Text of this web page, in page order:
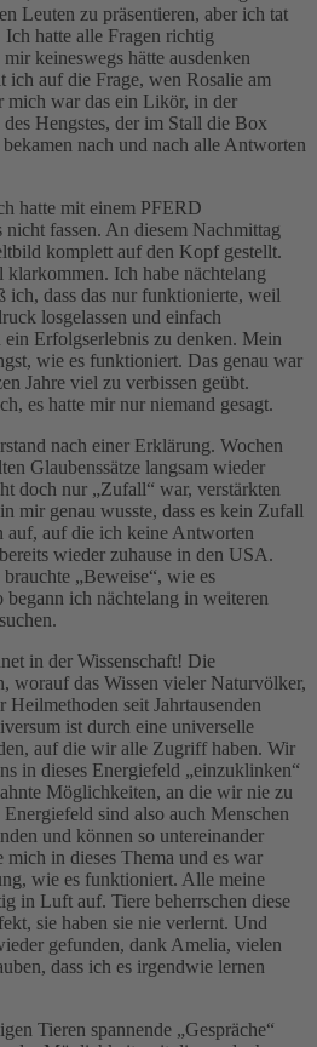
Leuten zu präsentieren, aber ich tat
hatte alle Fragen richtig
keineswegs hätte ausdenken
ich auf die Frage, wen Rosalie am
mich war das ein Likör, in der
Hengstes, der im Stall die Box
nach und nach alle Antworten
hatte mit einem PFERD
fassen. An diesem Nachmittag
komplett auf den Kopf gestellt.
klarkommen. Ich habe nächtelang
ich, dass das nur funktionierte, weil
losgelassen und einfach
Erfolgserlebnis zu denken. Mein
wie es funktioniert. Das genau war
Jahre viel zu verbissen geübt.
es hatte mir nur niemand gesagt.
nach einer Erklärung. Wochen
Glaubenssätze langsam wieder
doch nur „Zufall“ war, verstärkten
mir genau wusste, dass es kein Zufall
auf, auf die ich keine Antworten
wieder zuhause in den USA.
„Beweise“, wie es
ich nächtelang in weiteren
in der Wissenschaft! Die
worauf das Wissen vieler Naturvölker,
Heilmethoden seit Jahrtausenden
ist durch eine universelle
auf die wir alle Zugriff haben. Wir
in dieses Energiefeld „einzuklinken“
Möglichkeiten, an die wir nie zu
sind also auch Menschen
und können so untereinander
in dieses Thema und es war
wie es funktioniert. Alle meine
in Luft auf. Tiere beherrschen diese
sie haben sie nie verlernt. Und
gefunden, dank Amelia, vielen
dass ich es irgendwie lernen
Tieren spannende „Gespräche“